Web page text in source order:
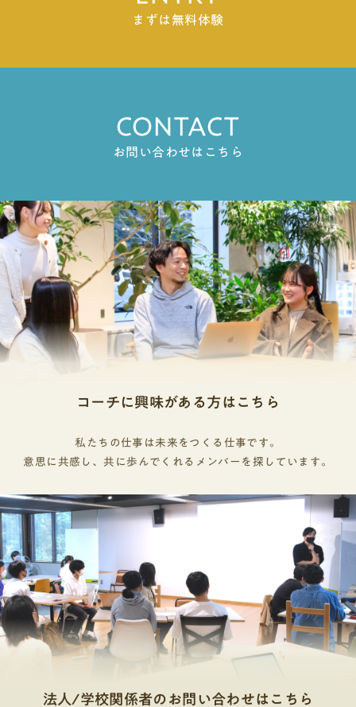
まずは無料体験
CONTACT
お問い合わせはこちら
コーチに興味がある方はこちら
私たちの仕事は未来をつくる仕事です。
意思に共感し、共に歩んでくれるメンバーを探しています。
法人/学校関係者のお問い合わせはこちら